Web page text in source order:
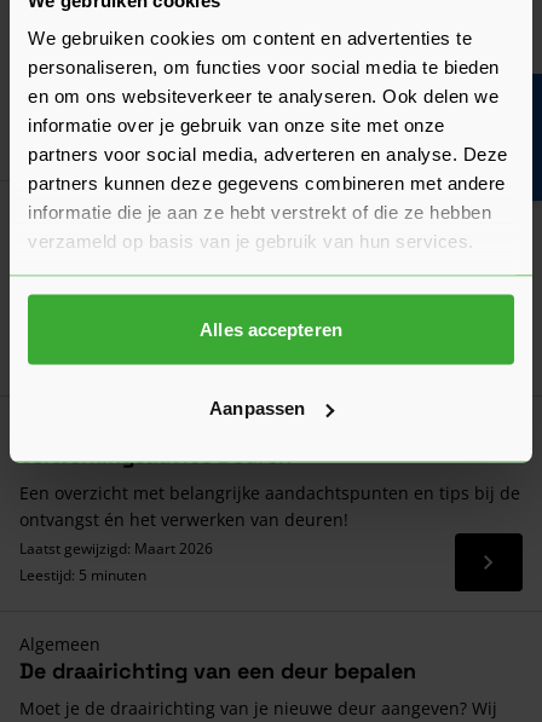
We gebruiken cookies om content en advertenties te
personaliseren, om functies voor social media te bieden
en om ons websiteverkeer te analyseren. Ook delen we
informatie over je gebruik van onze site met onze
partners voor social media, adverteren en analyse. Deze
partners kunnen deze gegevens combineren met andere
informatie die je aan ze hebt verstrekt of die ze hebben
verzameld op basis van je gebruik van hun services.
Alles accepteren
Aanpassen
Wat is het verschil tussen opdek en stomp?
Ontdek wat de verschillen zijn en welke vorm deur geschikt is
voor jouw situatie!
Laatst gewijzigd: Maart 2026
Leestijd: 2 minuten
Algemeen
Een deur opmeten: hoe doe je dat?
Het opmeten moet nauwkeurig gebeuren. Wij leggen uit hoe
je zowel een opdekdeur als stompe deur opmeet!
Laatst gewijzigd: Februari 2026
Leestijd: 2 minuten
Lees
Verwerkingsadvies Deuren
Een overzicht met belangrijke aandachtspunten en tips bij de
ontvangst én het verwerken van deuren!
Laatst gewijzigd: Maart 2026
Leestijd: 5 minuten
Lees
Algemeen
De draairichting van een deur bepalen
Moet je de draairichting van je nieuwe deur aangeven? Wij